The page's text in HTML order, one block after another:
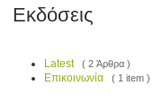
Εκδόσεις
Latest ( 2 Άρθρα )
Επικοινωνία ( 1 item )